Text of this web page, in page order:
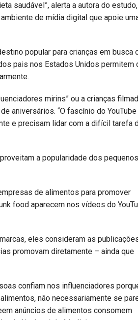
saudável”, alerta a autora do estudo,
de mídia digital que apoie
popular para crianças em busca
pais nos Estados Unidos permitem
mirins” ou a crianças
aniversários. “O fascínio do YouTube
e precisam lidar com a difícil tarefa
a popularidade dos pequenos
de alimentos para promover
food aparecem nos vídeos do
eles consideram as
promovam diretamente – ainda que
confiam nos influenciadores
não necessariamente se
anúncios de alimentos consomem